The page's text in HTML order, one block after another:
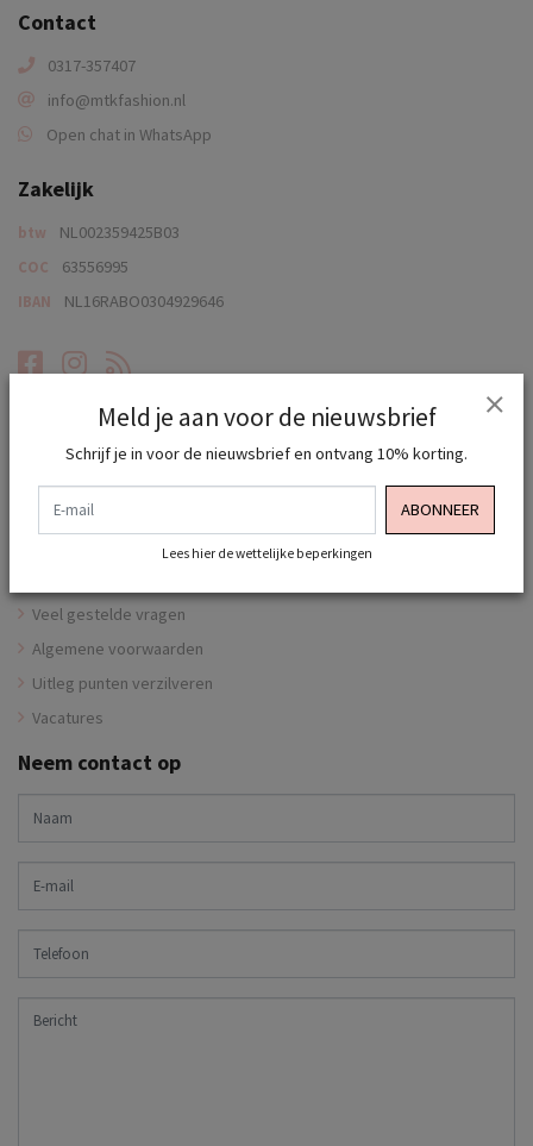
Contact
0317-357407
info@mtkfashion.nl
Open chat in WhatsApp
Zakelijk
btw NL002359425B03
COC 63556995
IBAN NL16RABO0304929646
Facebook
Instagram
RSS-feed
Verzenden & Betalen
Veel gestelde vragen
Algemene voorwaarden
Uitleg punten verzilveren
Vacatures
Neem contact op
Meld je aan voor de nieuwsbrief
Schrijf je in voor de nieuwsbrief en ontvang 10% korting.
ABONNEER
Lees hier de wettelijke beperkingen